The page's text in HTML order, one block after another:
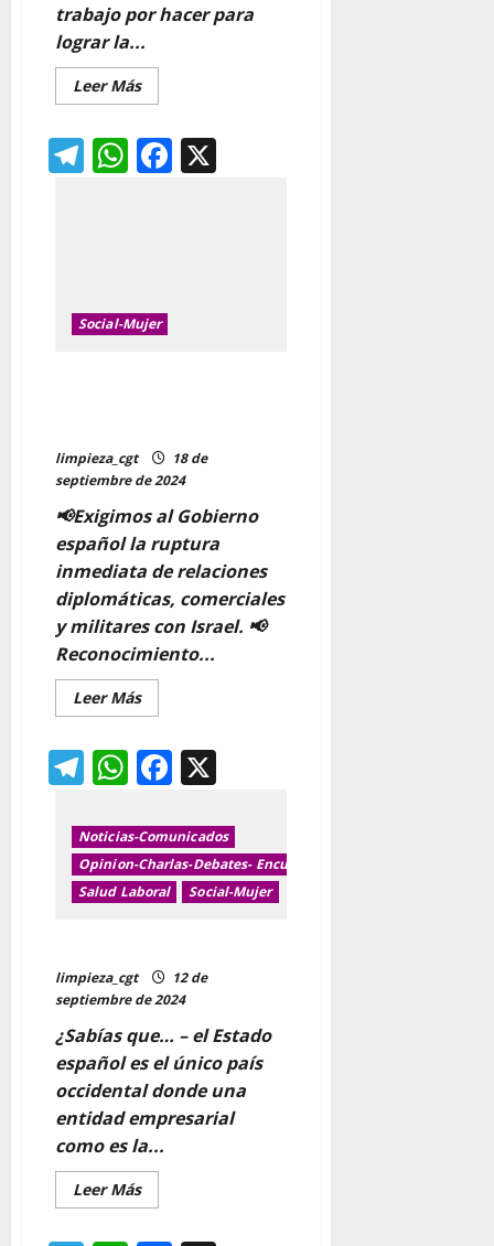
trabajo por hacer para
lograr la...
Leer MásLeer
más
Las
Trabajadoras
del
Telegram
WhatsApp
Facebook
Social-Mujer
limpieza_cgt
18 de
septiembre de 2024
📢Exigimos al Gobierno
español la ruptura
inmediata de relaciones
diplomáticas, comerciales
y militares con Israel. 📢
Reconocimiento...
Leer MásLeer
más
VIERNES
27
CONCENTRACIÓN
EL
ARRIAGA
POR
EL
FIN
Telegram
WhatsApp
Facebook
Noticias-Comunicados
Opinion-Charlas-Debates- Encuentros y jornadas
Salud Laboral
Social-Mujer
limpieza_cgt
12 de
septiembre de 2024
¿Sabías que… – el Estado
español es el único país
occidental donde una
entidad empresarial
como es la...
Leer MásLeer
más